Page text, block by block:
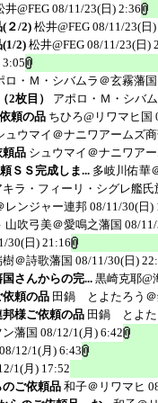
井@FEG 08/11/23(日) 2:36
２/2)松井@FEG 08/11/23(日
2) 松井@FEG 08/11/23(日)
ロ・Ｍ・シバムラ＠玄霧藩国
2枚目）
アポロ・Ｍ・シバ
頼の品 ちひろ@リワマヒ国
ュウマイ＠ナニワアームズ
頼品 シュウマイ＠ナニワア
ＳＳ完成しま... 多岐川佑華
キラ・フィーリ・シグレ艦氏
レンジャー連邦 08/11/30(日)
山吹弓美＠愛鳴之藩国 08/
30(日) 21:16
＠詩歌藩国 08/11/30(日)
さんからの完... 黒崎克耶@
依頼の品 田鍋 とよたろう
様ご依頼の品 田鍋 とよた
藩国 08/12/1(月) 6:42
08/12/1(月) 6:43
1(月) 17:52
ご依頼品和子＠リワマヒ